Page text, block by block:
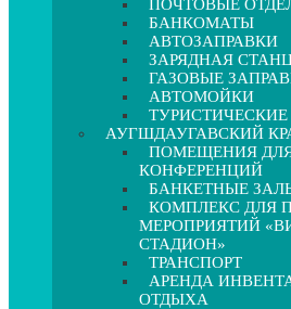
ПОЧТОВЫЕ
БАНКОМАТЫ
АВТОЗАПРАВКИ
ЗАРЯДНАЯ
ГАЗОВЫЕ
АВТОМОЙКИ
АУГШДАУГАВСКИЙ
ПОМЕЩЕНИЯ
КОНФЕРЕНЦИЙ
БАНКЕТНЫЕ
КОМПЛЕКС ДЛЯ
МЕРОПРИЯТИЙ
СТАДИОН»
ТРАНСПОРТ
АРЕНДА
ОТДЫХА